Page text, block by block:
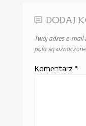
DODAJ
Twój adres e-
pola są oznaczone
Komentarz *